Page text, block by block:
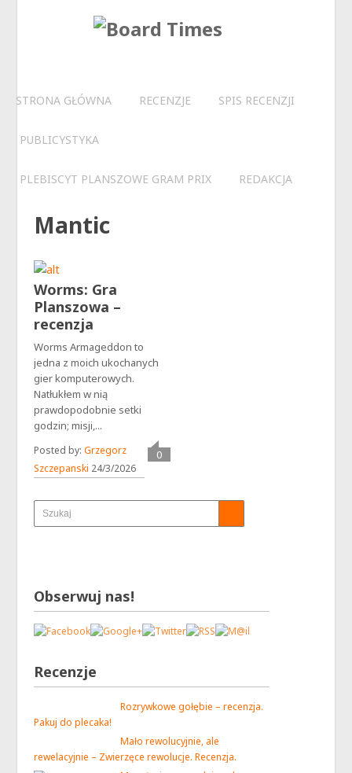
STRONA GŁÓWNA RECENZJE SPIS RECENZJI
PUBLICYSTYKA
PLEBISCYT PLANSZOWE GRAM PRIX REDAKCJA
Mantic
Worms: Gra
Planszowa –
recenzja
Worms Armageddon to
jedna z moich ukochanych
gier komputerowych.
Natłukłem w nią
prawdopodobnie setki
godzin; misji,...
Posted by: Grzegorz
Szczepanski 24/3/2026
0
Obserwuj nas!
Recenzje
Rozrywkowe gołębie – recenzja.
Pakuj do plecaka!
Mało rewolucyjnie, ale
rewelacyjnie – Zwierzęce rewolucje. Recenzja.